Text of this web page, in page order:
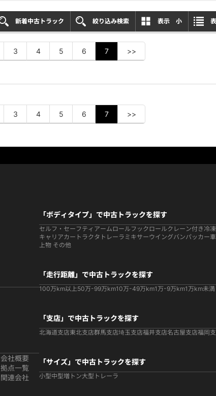
新着中古トラック 絞り込み検索 表示 小
3 4 5 6 7 >>
3 4 5 6 7 >>
会社概要
拠点一覧
関連会社
「ボディタイプ」で中古トラックを探す
セルフ・セーフティ アームロールフックロールクレーン付き 冷
キャリアカー トラクタ トレーラ ミキサーウイングバンパッカー車
上物 その他
「走行距離」で中古トラックを探す
100万km以上50万-99万km10万-49万km1万-9万km1万km未満
「支店」で中古トラックを探す
北海道支店東北支店群馬支店埼玉支店福井支店名古屋支店福岡
「サイズ」で中古トラックを探す
小型中型増トン大型 トレーラ